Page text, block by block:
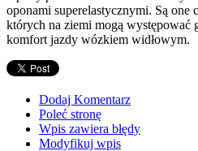
oponami superelastycznymi. Są
których na ziemi mogą występować
komfort jazdy wózkiem widłowym.
Dodaj Komentarz
Poleć stronę
Wpis zawiera błędy
Modyfikuj wpis